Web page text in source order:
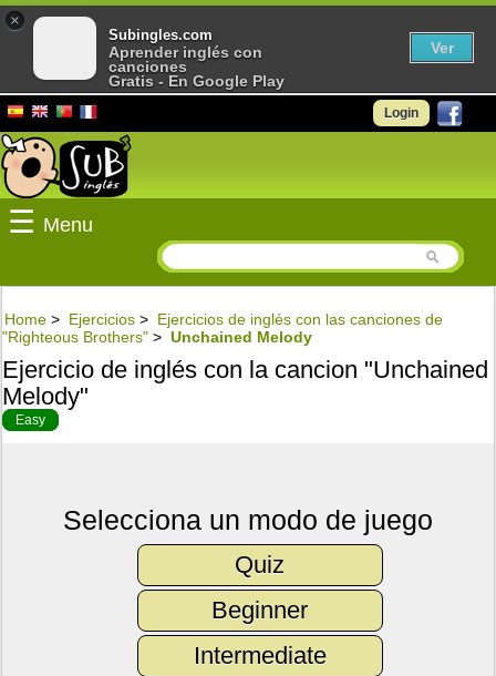
Login
☰ Menu
Home > Ejercicios > Ejercicios de inglés con las canciones de
"Righteous Brothers" > Unchained Melody
Ejercicio de inglés con la cancion "Unchained
Melody"
Easy
Selecciona un modo de juego
Quiz
Beginner
Intermediate
×
Subingles.com
Aprender inglés con
canciones
Gratis - En Google Play
Ver